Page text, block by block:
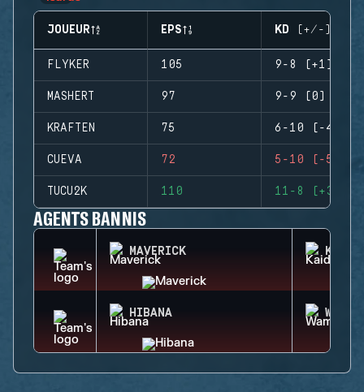
JOUEUR EPS KD (+/-)
FLYKER 105 9-8 (+1)
MASHERT 97 9-9 (0)
KRAFTEN 75 6-10 (-4)
CUEVA 72 5-10 (-5)
TUCU2K 110 11-8 (+3)
AGENTS BANNIS
MAVERICK KAID
HIBANA WAMAI